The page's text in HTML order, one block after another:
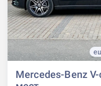
Mercedes-Benz